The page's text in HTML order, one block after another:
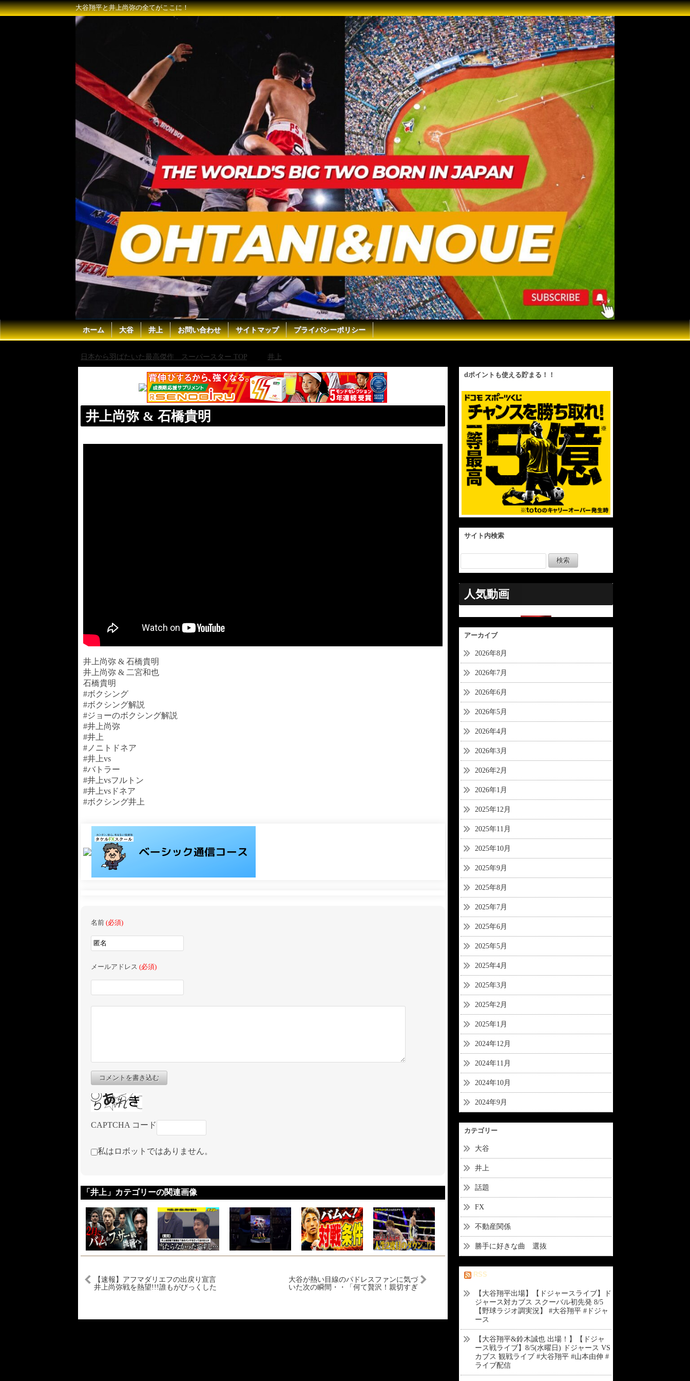
大谷翔平と井上尚弥の全てがここに！
ホーム 大谷 井上 お問い合わせ サイトマップ プライバシーポリシー
日本から羽ばたいた最高傑作 スーパースター TOP 井上
井上尚弥 & 石橋貴明
井上尚弥 & 石橋貴明
井上尚弥 & 二宮和也
石橋貴明
#ボクシング
#ボクシング解説
#ジョーのボクシング解説
#井上尚弥
#井上
#ノニトドネア
#井上vs
#バトラー
#井上vsフルトン
#井上vsドネア
#ボクシング井上
名前 (必須)
メールアドレス (必須)
コメントを書き込む
CAPTCHA コード
私はロボットではありません。
「井上」カテゴリーの関連画像
【速報】アフマダリエフの出戻り宣言
井上尚弥戦を熱望!!!誰もがびっくした
大谷が熱い目線のパドレスファンに気づ
いた次の瞬間・・「何て贅沢！親切すぎ
dポイントも使える貯まる！！
サイト内検索
人気動画
アーカイブ
2026年8月
2026年7月
2026年6月
2026年5月
2026年4月
2026年3月
2026年2月
2026年1月
2025年12月
2025年11月
2025年10月
2025年9月
2025年8月
2025年7月
2025年6月
2025年5月
2025年4月
2025年3月
2025年2月
2025年1月
2024年12月
2024年11月
2024年10月
2024年9月
カテゴリー
大谷
井上
話題
FX
不動産関係
勝手に好きな曲 選抜
RSS
【大谷翔平出場】【ドジャースライブ】ド
ジャース対カブス スクーバル初先発 8/5
【野球ラジオ調実況】 #大谷翔平 #ドジャ
ース
【大谷翔平&鈴木誠也 出場！】【ドジャ
ース戦ライブ】8/5(水曜日) ドジャース VS
カブス 観戦ライブ #大谷翔平 #山本由伸 #
ライブ配信